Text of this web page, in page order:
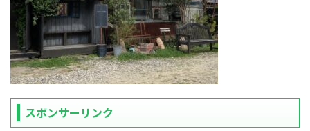
スポンサーリンク